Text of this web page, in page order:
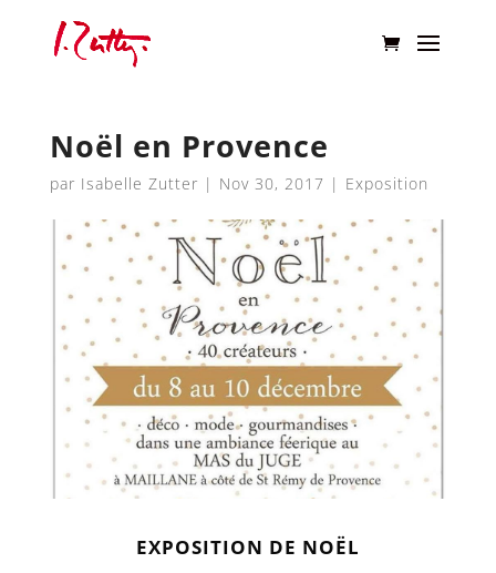
Noël en Provence
par Isabelle Zutter | Nov 30, 2017 | Exposition
EXPOSITION DE NOËL